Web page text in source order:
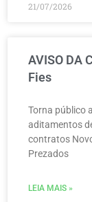
21/07/2026
AVISO DA
Fies
Torna público
aditamentos
contratos
Prezados
LEIA MAIS »